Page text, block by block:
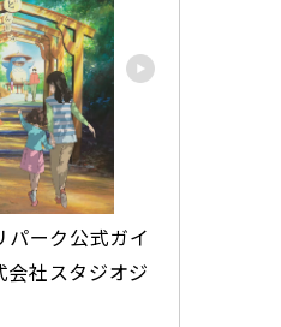
ーク公式ガイ
会社スタジオジ